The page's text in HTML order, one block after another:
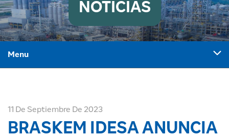
NOTICIAS
Menu
11 De Septiembre De 2023
BRASKEM IDESA ANUNCIA